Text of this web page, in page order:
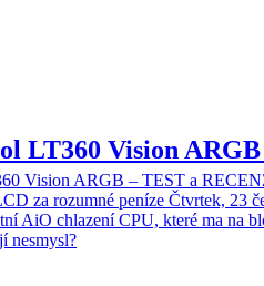
LT360 Vision
Vision ARGB – TEST a
za rozumné peníze Čtvrtek, 23
AiO chlazení CPU, které ma na
nesmysl?